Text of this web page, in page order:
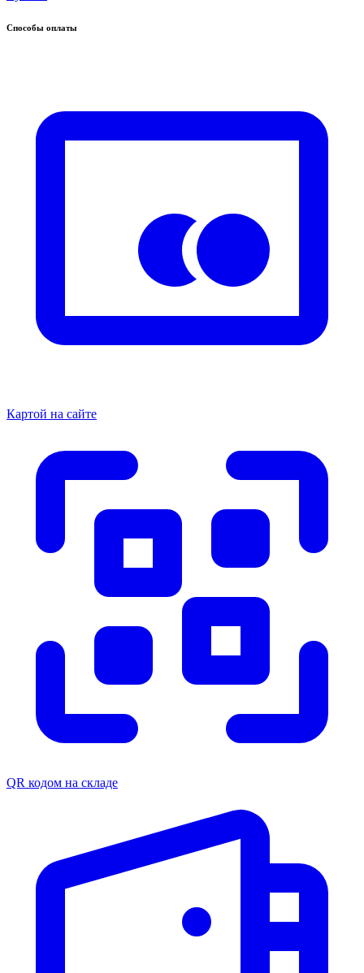
Способы оплаты
Картой на сайте
QR кодом на складе